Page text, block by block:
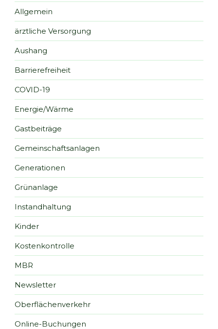
Allgemein
ärztliche Versorgung
Aushang
Barrierefreiheit
COVID-19
Energie/Wärme
Gastbeiträge
Gemeinschaftsanlagen
Generationen
Grünanlage
Instandhaltung
Kinder
Kostenkontrolle
MBR
Newsletter
Oberflächenverkehr
Online-Buchungen